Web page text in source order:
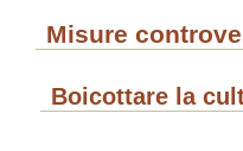
misure
Boicottare la